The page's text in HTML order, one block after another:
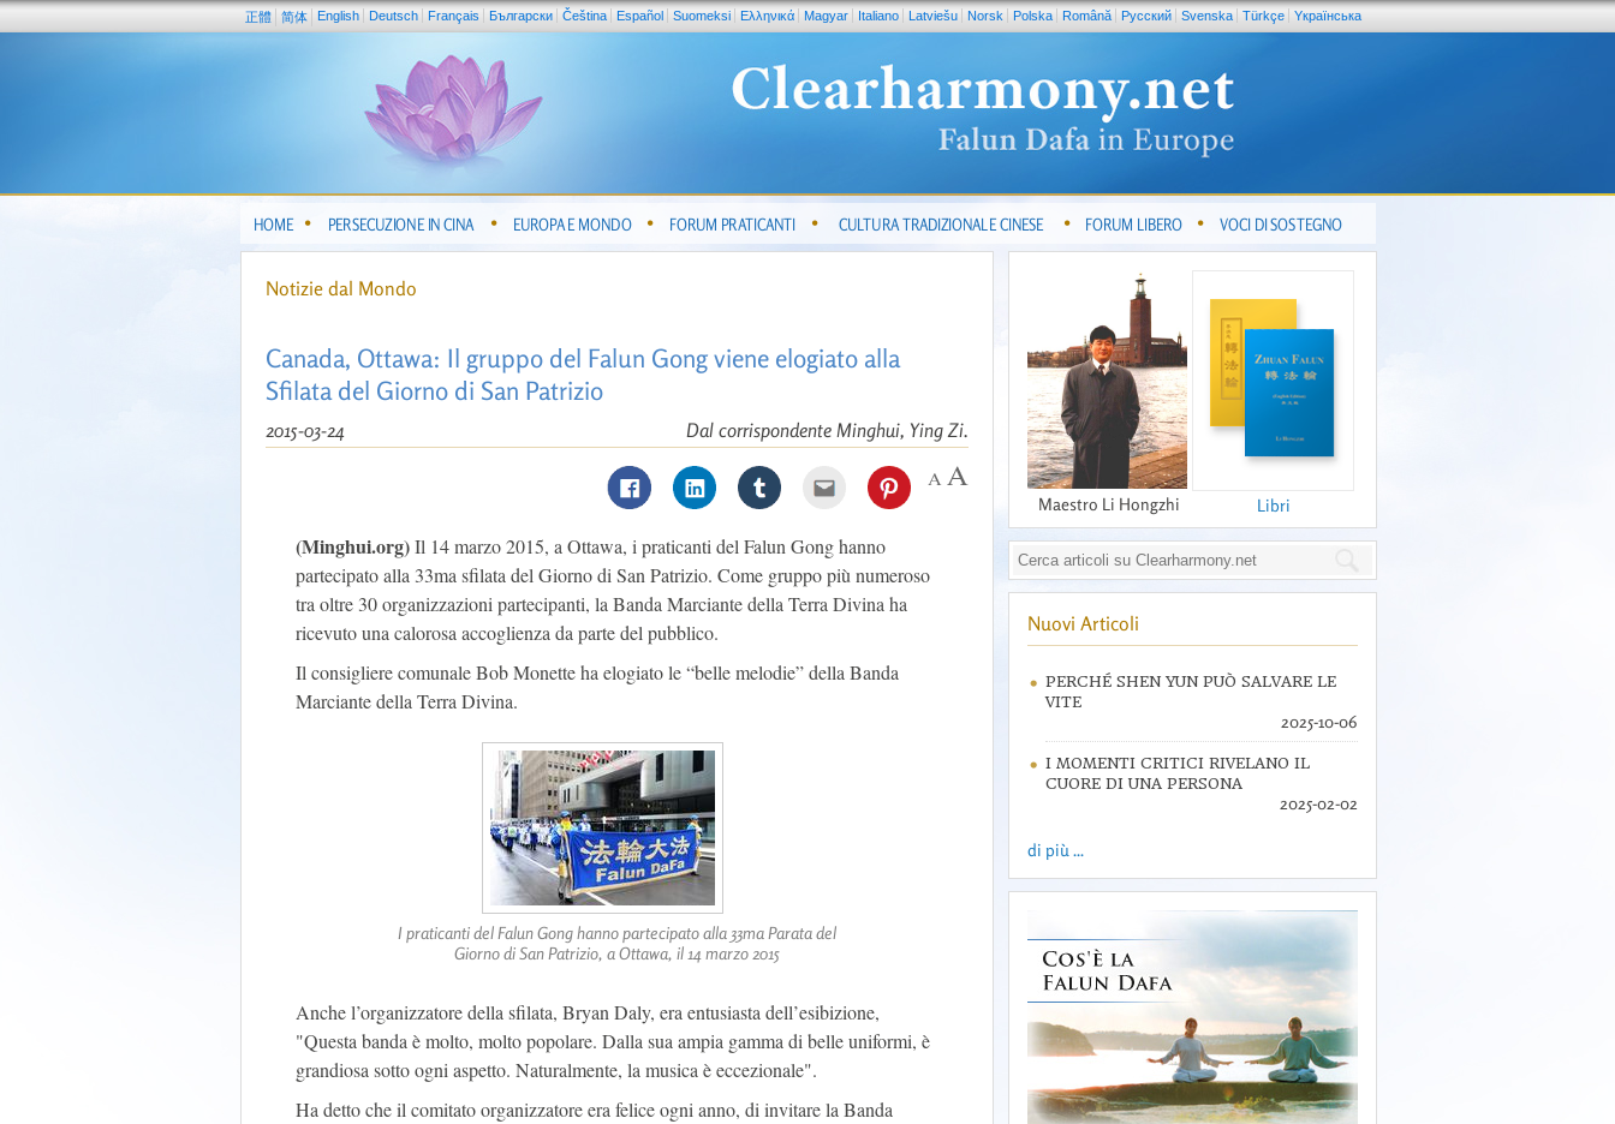
正體 简体 English Deutsch Français Български Čeština Español Suomeksi Ελληνικά Magyar Italiano Latviešu Norsk Polska Română Pусский Svenska Türkçe Yкраїнська
HOME PERSECUZIONE IN CINA EUROPA E MONDO FORUM PRATICANTI CULTURA TRADIZIONALE CINESE FORUM LIBERO VOCI DI SOSTEGNO
Notizie dal Mondo
Canada, Ottawa: Il gruppo del Falun Gong viene elogiato alla
Sfilata del Giorno di San Patrizio
Dal corrispondente Minghui, Ying Zi.
2015-03-24
(Minghui.org)Il 14 marzo 2015, a Ottawa, i praticanti del Falun Gong hanno
partecipato alla 33ma sfilata del Giorno di San Patrizio. Come gruppo più numeroso
tra oltre 30 organizzazioni partecipanti, la Banda Marciante della Terra Divina ha
ricevuto una calorosa accoglienza da parte del pubblico.
Il consigliere comunale Bob Monette ha elogiato le “belle melodie” della Banda
Marciante della Terra Divina.
I praticanti del Falun Gong hanno partecipato alla 33ma Parata del
Giorno di San Patrizio, a Ottawa, il 14 marzo 2015
Anche l’organizzatore della sfilata, Bryan Daly, era entusiasta dell’esibizione,
"Questa banda è molto, molto popolare. Dalla sua ampia gamma di belle uniformi, è
grandiosa sotto ogni aspetto. Naturalmente, la musica è eccezionale".
Ha detto che il comitato organizzatore era felice ogni anno, di invitare la Banda
Maestro Li Hongzhi Libri
Nuovi Articoli
PERCHÉ SHEN YUN PUÒ SALVARE LE
VITE
2025-10-06
I MOMENTI CRITICI RIVELANO IL
CUORE DI UNA PERSONA
2025-02-02
di più ...